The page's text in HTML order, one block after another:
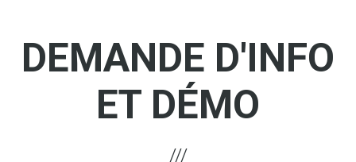
DEMANDE D'INFO
ET DÉMO